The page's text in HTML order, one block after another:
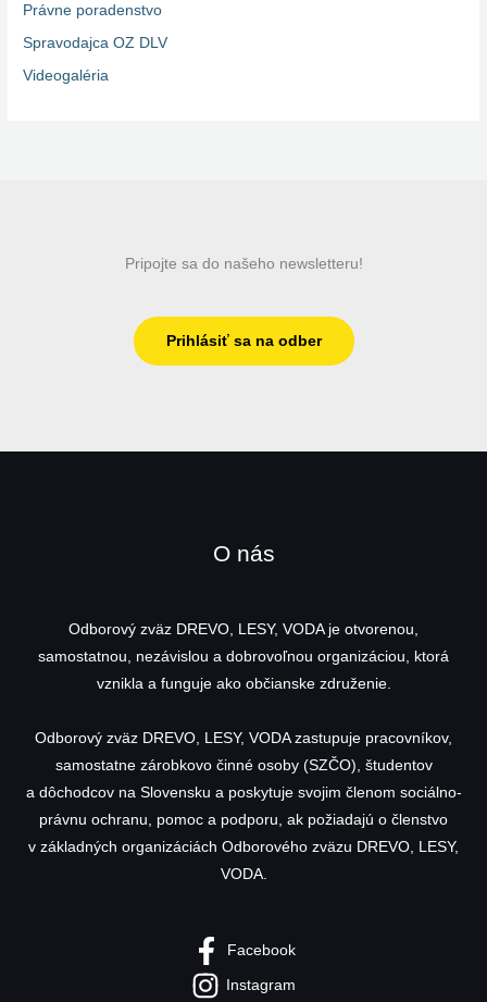
Právne poradenstvo
Spravodajca OZ DLV
Videogaléria
Pripojte sa do našeho newsletteru!
Prihlásiť sa na odber
O nás
Odborový zväz DREVO, LESY, VODA je otvorenou,
samostatnou, nezávislou a dobrovoľnou organizáciou, ktorá
vznikla a funguje ako občianske združenie.
Odborový zväz DREVO, LESY, VODA zastupuje pracovníkov,
samostatne zárobkovo činné osoby (SZČO), študentov
a dôchodcov na Slovensku a poskytuje svojim členom sociálno-
právnu ochranu, pomoc a podporu, ak požiadajú o členstvo
v základných organizáciách Odborového zväzu DREVO, LESY,
VODA.
Facebook
Instagram